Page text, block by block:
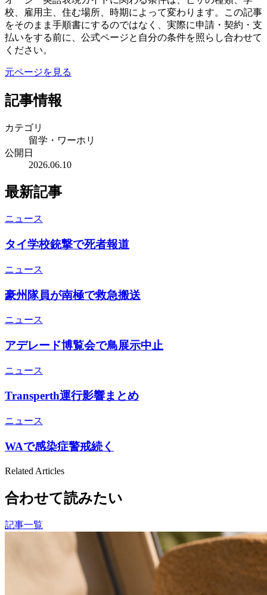
校、雇用主、住む場所、時期によって変わります。この記事
をそのまま手順書にするのではなく、実際に申請・契約・支
払いをする前に、公式ページと自分の条件を照らし合わせて
ください。
元ページを見る
記事情報
カテゴリ
留学・ワーホリ
公開日
2026.06.10
最新記事
ニュース
タイ学校銃撃で死者報道
ニュース
豪州隊員が南極で救急搬送
ニュース
アデレード博覧会で鳥展示中止
ニュース
Transperth運行影響まとめ
ニュース
WAで感染症警戒続く
Related Articles
合わせて読みたい
記事一覧